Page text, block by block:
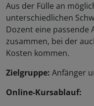
Aus der Fülle an
unterschiedlichen
Dozent eine passende
zusammen, bei der
Kosten kommen.
Zielgruppe: Anfänger
Online-Kursablauf: